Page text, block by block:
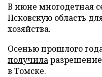
В июне многодетная
Псковскую область
хозяйства.
Осенью прошлого
получила
в Томске.